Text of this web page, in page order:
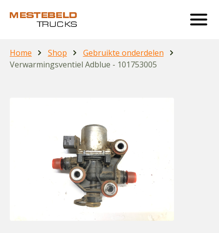
Home Shop
Gebruikte onderdelen
Verwarmingsventiel Adblue - 101753005